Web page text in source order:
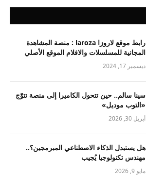
رابط موقع لاروزا laroza : منصة المشاهدة
المجانية للمسلسلات والافلام الموقع الأصلي
ديسمبر 17, 2024
سينا سالم.. حين تتحول الكاميرا إلى منصة تتوّج
«التوب موديل»
أبريل 30, 2026
هل يستبدل الذكاء الاصطناعي المبرمجين؟..
مهندس تكنولوجيا يُجيب
مايو 9, 2026